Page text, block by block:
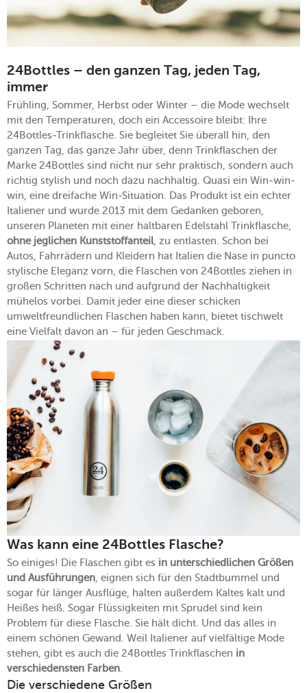
24Bottles – den ganzen Tag, jeden Tag,
immer
Frühling, Sommer, Herbst oder Winter – die Mode wechselt
mit den Temperaturen, doch ein Accessoire bleibt: Ihre
24Bottles-Trinkflasche. Sie begleitet Sie überall hin, den
ganzen Tag, das ganze Jahr über, denn Trinkflaschen der
Marke 24Bottles sind nicht nur sehr praktisch, sondern auch
richtig stylish und noch dazu nachhaltig. Quasi ein Win-win-
win, eine dreifache Win-Situation. Das Produkt ist ein echter
Italiener und wurde 2013 mit dem Gedanken geboren,
unseren Planeten mit einer haltbaren Edelstahl Trinkflasche,
ohne jeglichen Kunststoffanteil , zu entlasten. Schon bei
Autos, Fahrrädern und Kleidern hat Italien die Nase in puncto
stylische Eleganz vorn, die Flaschen von 24Bottles ziehen in
großen Schritten nach und aufgrund der Nachhaltigkeit
mühelos vorbei. Damit jeder eine dieser schicken
umweltfreundlichen Flaschen haben kann, bietet tischwelt
eine Vielfalt davon an – für jeden Geschmack.
Was kann eine 24Bottles Flasche?
So einiges! Die Flaschen gibt es in unterschiedlichen Größen
und Ausführungen, eignen sich für den Stadtbummel und
sogar für länger Ausflüge, halten außerdem Kaltes kalt und
Heißes heiß. Sogar Flüssigkeiten mit Sprudel sind kein
Problem für diese Flasche. Sie hält dicht. Und das alles in
einem schönen Gewand. Weil Italiener auf vielfältige Mode
stehen, gibt es auch die 24Bottles Trinkflaschen in
verschiedensten Farben.
Die verschiedene Größen